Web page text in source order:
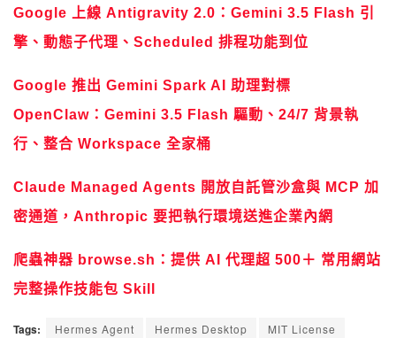
Google 上線 Antigravity 2.0：Gemini 3.5 Flash 引
擎、動態子代理、Scheduled 排程功能到位
Google 推出 Gemini Spark AI 助理對標
OpenClaw：Gemini 3.5 Flash 驅動、24/7 背景執
行、整合 Workspace 全家桶
Claude Managed Agents 開放自託管沙盒與 MCP 加
密通道，Anthropic 要把執行環境送進企業內網
爬蟲神器 browse.sh：提供 AI 代理超 500＋ 常用網站
完整操作技能包 Skill
Tags: Hermes Agent Hermes Desktop
MIT License